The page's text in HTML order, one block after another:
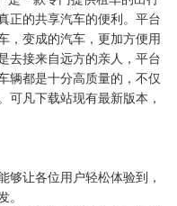
正的共享汽车的便利。平台
，变成的汽车，更加方便用
去接来自远方的亲人，平台
辆都是十分高质量的，不仅
可凡下载站现有最新版本，
让各位用户轻松体验到，